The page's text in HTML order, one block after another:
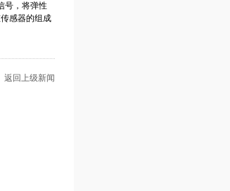
号，将弹性
感器的组成
返回上级新闻